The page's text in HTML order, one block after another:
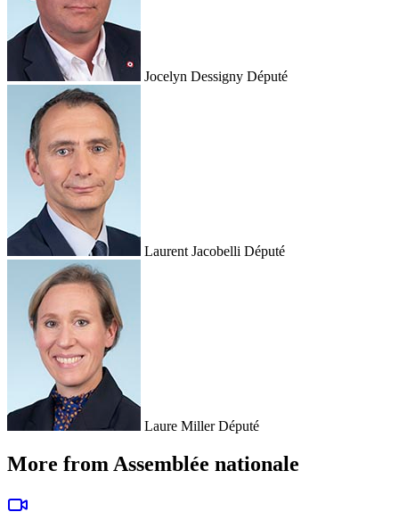
Jocelyn Dessigny Député
Laurent Jacobelli Député
Laure Miller Député
More from Assemblée nationale